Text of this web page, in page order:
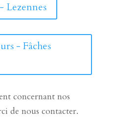
Lezennes
- Fâches
concernant nos
de nous contacter.